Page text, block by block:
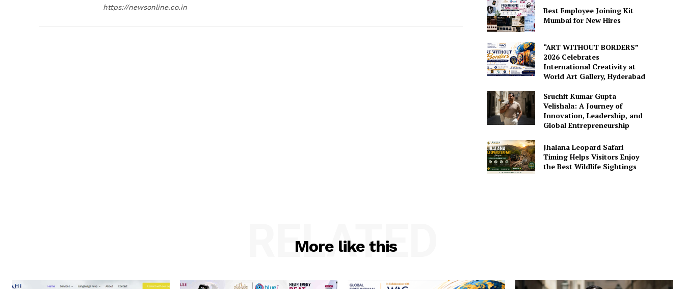
https://newsonline.co.in
Best Employee Joining Kit
Mumbai for New Hires
“ART WITHOUT BORDERS”
2026 Celebrates
International Creativity at
World Art Gallery, Hyderabad
Sruchit Kumar Gupta
Velishala: A Journey of
Innovation, Leadership, and
Global Entrepreneurship
Jhalana Leopard Safari
Timing Helps Visitors Enjoy
the Best Wildlife Sightings
More like this
RELATED